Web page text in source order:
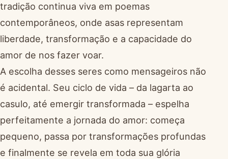
tradição continua viva em poemas
contemporâneos, onde asas representam
liberdade, transformação e a capacidade do
amor de nos fazer voar.
A escolha desses seres como mensageiros não
é acidental. Seu ciclo de vida – da lagarta ao
casulo, até emergir transformada – espelha
perfeitamente a jornada do amor: começa
pequeno, passa por transformações profundas
e finalmente se revela em toda sua glória